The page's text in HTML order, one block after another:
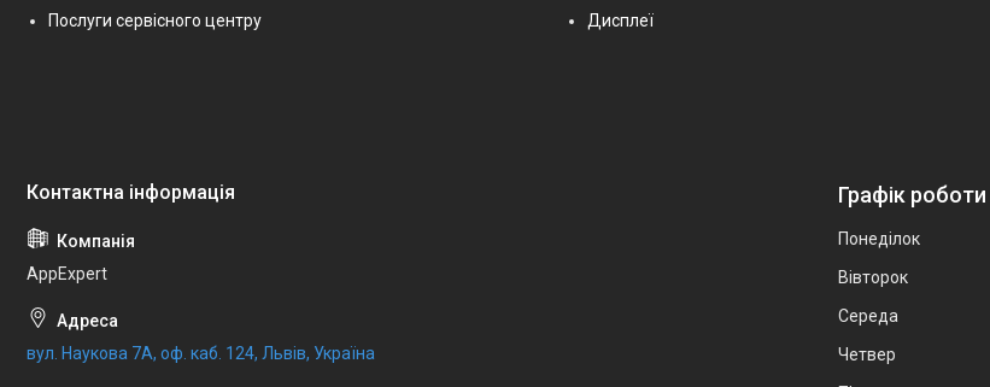
Послуги сервісного центру
Дисплеї
AppExpert
вул. Наукова 7А, оф. каб. 124, Львів, Україна
Графік роботи
Понеділок
Вівторок
Середа
Четвер